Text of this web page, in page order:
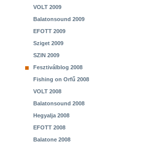
VOLT 2009
Balatonsound 2009
EFOTT 2009
Sziget 2009
SZIN 2009
Fesztiválblog 2008
Fishing on Orfű 2008
VOLT 2008
Balatonsound 2008
Hegyalja 2008
EFOTT 2008
Balatone 2008